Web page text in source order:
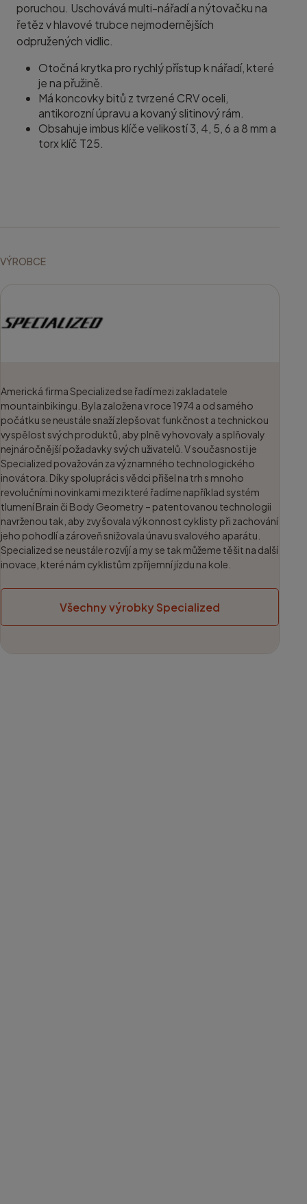
poruchou. Uschovává multi-nářadí a nýtovačku na
řetěz v hlavové trubce nejmodernějších
odpružených vidlic.
Otočná krytka pro rychlý přístup k nářadí, které
je na přužině.
Má koncovky bitů z tvrzené CRV oceli,
antikorozní úpravu a kovaný slitinový rám.
Obsahuje imbus klíče velikostí 3, 4, 5, 6 a 8 mm a
torx klíč T25.
VÝROBCE
Americká firma Specialized se řadí mezi zakladatele
mountainbikingu. Byla založena v roce 1974 a od samého
počátku se neustále snaží zlepšovat funkčnost a technickou
vyspělost svých produktů, aby plně vyhovovaly a splňovaly
nejnáročnější požadavky svých uživatelů. V současnosti je
Specialized považován za významného technologického
inovátora. Díky spolupráci s vědci přišel na trh s mnoho
revolučními novinkami mezi které řadíme například systém
tlumení Brain či Body Geometry – patentovanou technologii
navrženou tak, aby zvyšovala výkonnost cyklisty při zachování
jeho pohodlí a zároveň snižovala únavu svalového aparátu.
Specialized se neustále rozvíjí a my se tak můžeme těšit na další
inovace, které nám cyklistům zpříjemní jízdu na kole.
Všechny výrobky Specialized